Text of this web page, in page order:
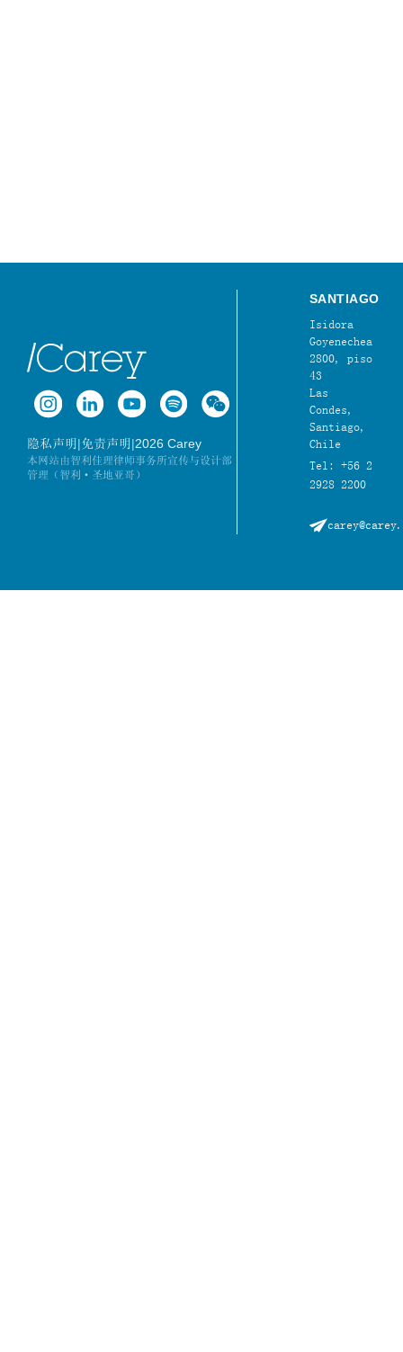
隐私声明|免责声明|2026 Carey
本网站由智利佳理律师事务所宣传与设计部
管理（智利·圣地亚哥）
SANTIAGO
Isidora
Goyenechea
2800, piso
43
Las
Condes,
Santiago,
Chile
Tel: +56 2
2928 2200